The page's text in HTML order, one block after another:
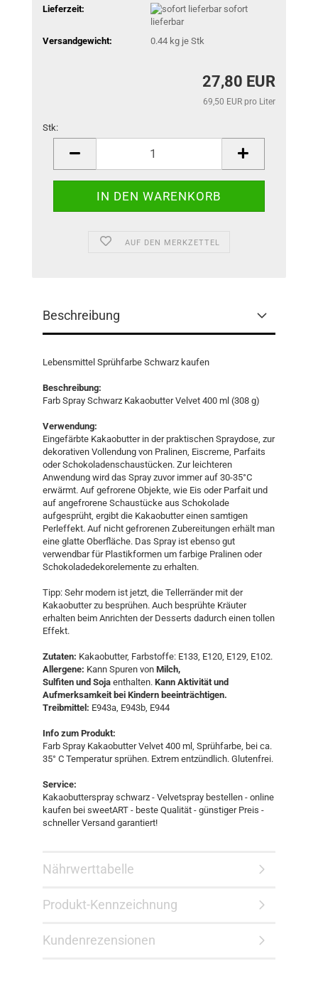
Lieferzeit:
sofort
lieferbar
Versandgewicht:
0.44kg je Stk
27,80 EUR
69,50 EUR pro Liter
Stk:
AUF DEN MERKZETTEL
Beschreibung
Lebensmittel Sprühfarbe Schwarz kaufen
Beschreibung:
Farb Spray Schwarz Kakaobutter Velvet 400 ml (308 g)
Verwendung:
Eingefärbte Kakaobutter in der praktischen Spraydose, zur
dekorativen Vollendung von Pralinen, Eiscreme, Parfaits
oder Schokoladenschaustücken. Zur leichteren
Anwendung wird das Spray zuvor immer auf 30-35°C
erwärmt. Auf gefrorene Objekte, wie Eis oder Parfait und
auf angefrorene Schaustücke aus Schokolade
aufgesprüht, ergibt die Kakaobutter einen samtigen
Perleffekt. Auf nicht gefrorenen Zubereitungen erhält man
eine glatte Oberfläche. Das Spray ist ebenso gut
verwendbar für Plastikformen um farbige Pralinen oder
Schokoladedekorelemente zu erhalten.
Tipp: Sehr modern ist jetzt, die Tellerränder mit der
Kakaobutter zu besprühen. Auch besprühte Kräuter
erhalten beim Anrichten der Desserts dadurch einen tollen
Effekt.
Zutaten: Kakaobutter, Farbstoffe: E133, E120, E129, E102.
Allergene: Kann Spuren von Milch,
Sulfiten und Soja enthalten. Kann Aktivität und
Aufmerksamkeit bei Kindern beeinträchtigen.
Treibmittel: E943a, E943b, E944
Info zum Produkt:
Farb Spray Kakaobutter Velvet 400 ml, Sprühfarbe, bei ca.
35° C Temperatur sprühen. Extrem entzündlich. Glutenfrei.
Service:
Kakaobutterspray schwarz - Velvetspray bestellen - online
kaufen bei sweetART - beste Qualität - günstiger Preis -
schneller Versand garantiert!
Nährwerttabelle
Produkt-Kennzeichnung
Kundenrezensionen